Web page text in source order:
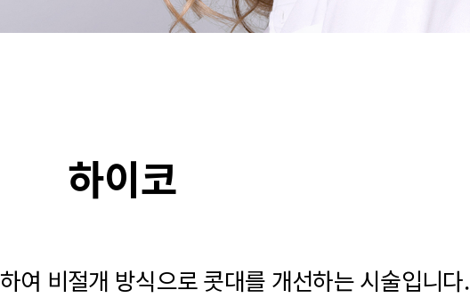
하이코
여 비절개 방식으로 콧대를 개선하는 시술입니다.